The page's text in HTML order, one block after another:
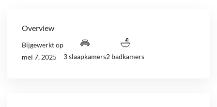
Overview
Bijgewerkt op
mei 7, 2025
3 slaapkamers2 badkamers